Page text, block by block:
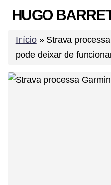
content
HUGO
Início» Strava
pode deixar de